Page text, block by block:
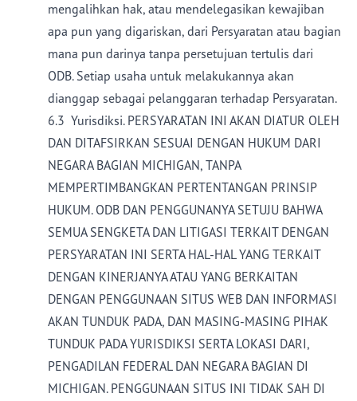
mengalihkan hak, atau mendelegasikan kewajiban
apa pun yang digariskan, dari Persyaratan atau bagian
mana pun darinya tanpa persetujuan tertulis dari
ODB. Setiap usaha untuk melakukannya akan
dianggap sebagai pelanggaran terhadap Persyaratan.
6.3 Yurisdiksi. PERSYARATAN INI AKAN DIATUR OLEH
DAN DITAFSIRKAN SESUAI DENGAN HUKUM DARI
NEGARA BAGIAN MICHIGAN, TANPA
MEMPERTIMBANGKAN PERTENTANGAN PRINSIP
HUKUM. ODB DAN PENGGUNANYA SETUJU BAHWA
SEMUA SENGKETA DAN LITIGASI TERKAIT DENGAN
PERSYARATAN INI SERTA HAL-HAL YANG TERKAIT
DENGAN KINERJANYA ATAU YANG BERKAITAN
DENGAN PENGGUNAAN SITUS WEB DAN INFORMASI
AKAN TUNDUK PADA, DAN MASING-MASING PIHAK
TUNDUK PADA YURISDIKSI SERTA LOKASI DARI,
PENGADILAN FEDERAL DAN NEGARA BAGIAN DI
MICHIGAN. PENGGUNAAN SITUS INI TIDAK SAH DI